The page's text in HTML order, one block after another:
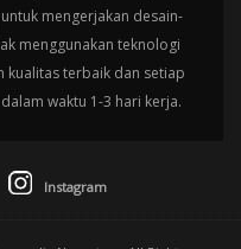
mengerjakan desain-
menggunakan teknologi
kualitas terbaik dan setiap
waktu 1-3 hari kerja.
Instagram